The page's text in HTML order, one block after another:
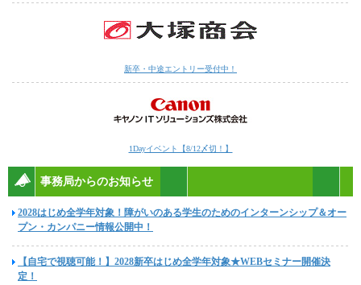
新卒・中途エントリー受付中！
1Dayイベント【8/12〆切！】
事務局からのお知らせ
2028はじめ全学年対象！障がいのある学生のためのインターンシップ＆オー
プン・カンパニー情報公開中！
【自宅で視聴可能！】2028新卒はじめ全学年対象★WEBセミナー開催決
定！